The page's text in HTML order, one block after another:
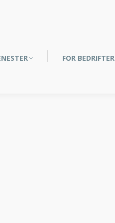
FOR BEDRIFTER